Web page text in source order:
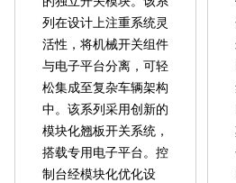
列在设计上注重系统灵
活性，将机械开关组件
与电子平台分离，可轻
松集成至复杂车辆架构
中。该系列采用创新的
模块化翘板开关系统，
搭载专用电子平台。控
制台经模块化优化设